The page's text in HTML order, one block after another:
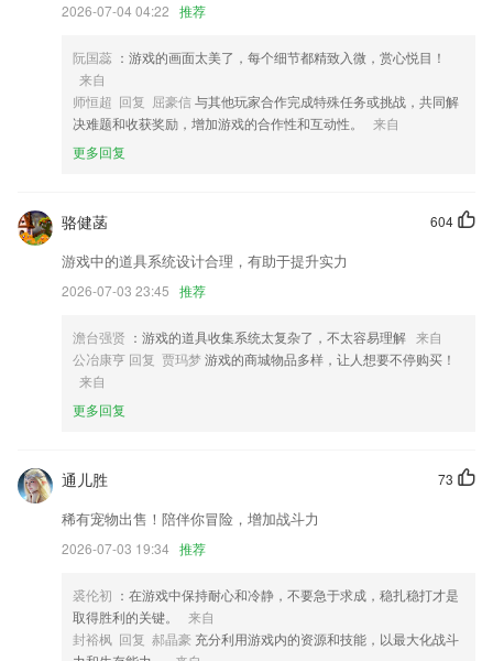
自己当前的学习情况；
5.不会有任何危险，而且实验的所有属性你可以自由设置。
6.新大纲名师讲解、精编题库、知识点剖析多位一体
好运来赚钱app下载更新了什么?
日租下单服务升级，可选送车上门
加密文件和解密文件权限
修改bug，隐私政策合规修改
Xlink支持冷暖色调切换
更新了隐私政策相关内容
以上就是好运来赚钱app下载的介绍，如果您喜欢这款软件，您可以到应
2026-07-04 04:22 推荐
阮国蕊 ：游戏的画面太美了，每个细节都精致入微，赏心悦目！
来自
师恒超 回复 屈豪信与其他玩家合作完成特殊任务或挑战，共同解
决难题和收获奖励，增加游戏的合作性和互动性。
来自
更多回复
604
骆健菡
游戏中的道具系统设计合理，有助于提升实力
2026-07-03 23:45 推荐
澹台强贤 ：游戏的道具收集系统太复杂了，不太容易理解 来自
公冶康亨 回复 贾玛梦 游戏的商城物品多样，让人想要不停购买！
来自
更多回复
73
通儿胜
稀有宠物出售！陪伴你冒险，增加战斗力
2026-07-03 19:34 推荐
裘伦初 ：在游戏中保持耐心和冷静，不要急于求成，稳扎稳打才是
取得胜利的关键。
来自
封裕枫 回复 郝晶豪 充分利用游戏内的资源和技能，以最大化战斗